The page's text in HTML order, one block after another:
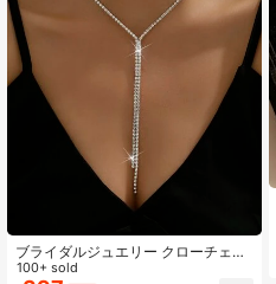
ブライダルジュエリー クローチェー
ン マルチレイヤー ラインストーン
100+ sold